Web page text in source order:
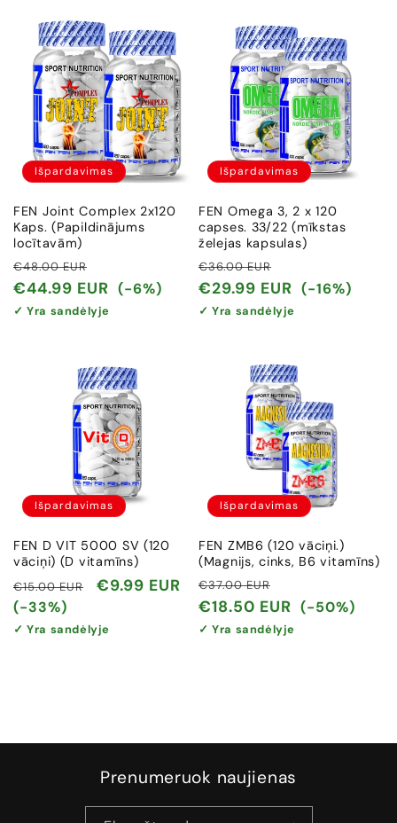
Išpardavimas
FEN Joint Complex 2x120
Kaps. (Papildinājums
locītavām)
Įprasta
kaina
€48.00 EUR
kaina
€44.99 EUR (-6%)
✓ Yra sandėlyje
Išpardavimas
FEN Omega 3, 2 x 120
capses. 33/22 (mīkstas
želejas kapsulas)
Įprasta
kaina
€36.00 EUR
kaina
€29.99 EUR (-16%)
✓ Yra sandėlyje
Išpardavimas
FEN D VIT 5000 SV (120
vāciņi) (D vitamīns)
Įprasta
kaina
€15.00 EUR
Išpardavimo
€9.99 EUR
(-33%)
✓ Yra sandėlyje
Išpardavimas
FEN ZMB6 (120 vāciņi.)
(Magnijs, cinks, B6 vitamīns)
Įprasta
kaina
€37.00 EUR
kaina
€18.50 EUR (-50%)
✓ Yra sandėlyje
Prenumeruok naujienas